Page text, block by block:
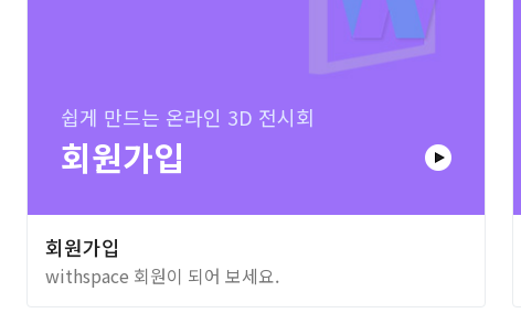
쉽게 만드는 온라인 3D 전시회
회원가입
회원가입
withspace 회원이 되어 보세요.